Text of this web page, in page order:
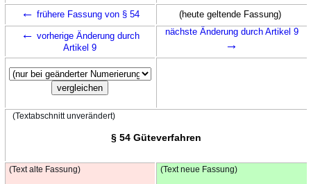
← frühere Fassung von § 54 (heute geltende Fassung)
← vorherige Änderung durch
Artikel 9
nächste Änderung durch Artikel 9
→
(Textabschnitt unverändert)
§ 54 Güteverfahren
(Text alte Fassung) (Text neue Fassung)